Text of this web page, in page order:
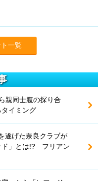
一覧
親同士腹の探り合
イミング
遂げた奈良クラブが
ド」とは!? フリアン